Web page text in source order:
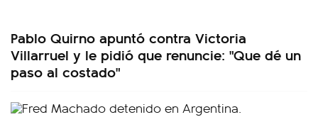
Pablo Quirno apuntó contra Victoria
Villarruel y le pidió que renuncie: "Que dé un
paso al costado"